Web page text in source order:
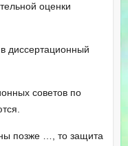
оценки
диссертационный
советов по
позже …, то защита